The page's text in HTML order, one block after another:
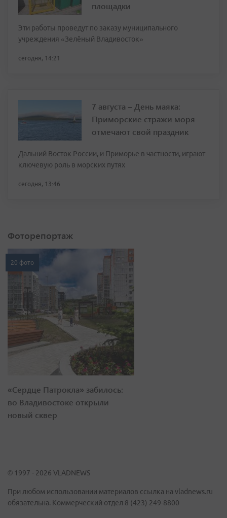
площадки
Эти работы проведут по заказу муниципального
учреждения «Зелёный Владивосток»
сегодня, 14:21
7 августа – День маяка:
Приморские стражи моря
отмечают свой праздник
Дальний Восток России, и Приморье в частности, играют
ключевую роль в морских путях
сегодня, 13:46
Фоторепортаж
20 фото
«Сердце Патрокла» забилось:
во Владивостоке открыли
новый сквер
© 1997 - 2026 VLADNEWS
При любом использовании материалов ссылка на vladnews.ru
обязательна. Коммерческий отдел 8 (423) 249-8800